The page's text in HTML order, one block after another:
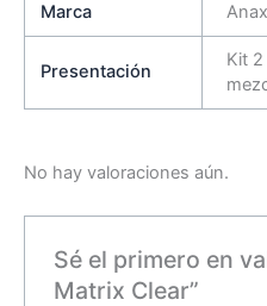
Marca
Presentación
Kit
No hay valoraciones aún.
Sé el primero en
Matrix Clear”